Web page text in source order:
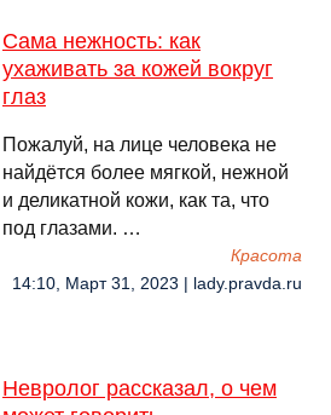
Сама нежность: как
ухаживать за кожей вокруг
глаз
Пожалуй, на лице человека не
найдётся более мягкой, нежной
и деликатной кожи, как та, что
под глазами. …
Красота
14:10, Март 31, 2023 | lady.pravda.ru
Невролог рассказал, о чем